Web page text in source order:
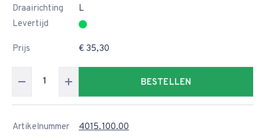
Draairichting
L
Levertijd
Prijs € 35,30
BESTELLEN
Artikelnummer
4015.100.00